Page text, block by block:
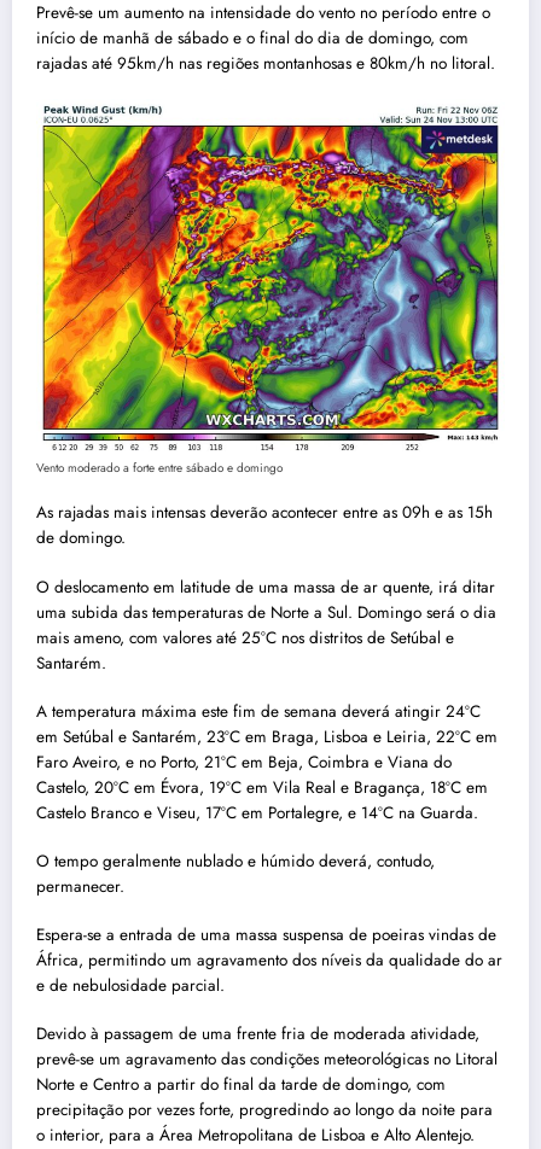
Prevê-se um aumento na intensidade do vento no período entre o
início de manhã de sábado e o final do dia de domingo, com
rajadas até 95km/h nas regiões montanhosas e 80km/h no litoral.
Vento moderado a forte entre sábado e domingo
As rajadas mais intensas deverão acontecer entre as 09h e as 15h
de domingo.
O deslocamento em latitude de uma massa de ar quente, irá ditar
uma subida das temperaturas de Norte a Sul. Domingo será o dia
mais ameno, com valores até 25°C nos distritos de Setúbal e
Santarém.
A temperatura máxima este fim de semana deverá atingir 24ºC
em Setúbal e Santarém, 23ºC em Braga, Lisboa e Leiria, 22ºC em
Faro Aveiro, e no Porto, 21ºC em Beja, Coimbra e Viana do
Castelo, 20ºC em Évora, 19ºC em Vila Real e Bragança, 18ºC em
Castelo Branco e Viseu, 17ºC em Portalegre, e 14ºC na Guarda.
O tempo geralmente nublado e húmido deverá, contudo,
permanecer.
Espera-se a entrada de uma massa suspensa de poeiras vindas de
África, permitindo um agravamento dos níveis da qualidade do ar
e de nebulosidade parcial.
Devido à passagem de uma frente fria de moderada atividade,
prevê-se um agravamento das condições meteorológicas no Litoral
Norte e Centro a partir do final da tarde de domingo, com
precipitação por vezes forte, progredindo ao longo da noite para
o interior, para a Área Metropolitana de Lisboa e Alto Alentejo.